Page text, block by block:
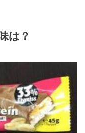
は？